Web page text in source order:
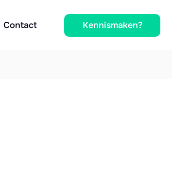
Contact Kennismaken?